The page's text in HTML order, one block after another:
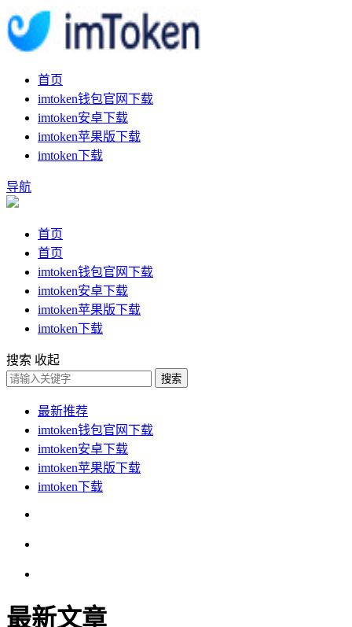
首页
imtoken钱包官网下载
imtoken安卓下载
imtoken苹果版下载
imtoken下载
导航
首页
首页
imtoken钱包官网下载
imtoken安卓下载
imtoken苹果版下载
imtoken下载
搜索 收起
搜索
最新推荐
imtoken钱包官网下载
imtoken安卓下载
imtoken苹果版下载
imtoken下载
最新文章